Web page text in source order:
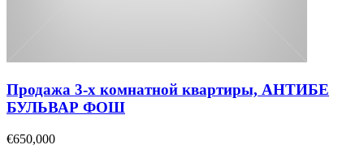
Продажа 3-х комнатной квартиры, АНТИБЕ
БУЛЬВАР ФОШ
€650,000